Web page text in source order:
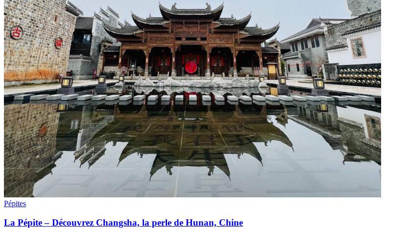
Pépites
La Pépite – Découvrez Changsha, la perle de Hunan, Chine